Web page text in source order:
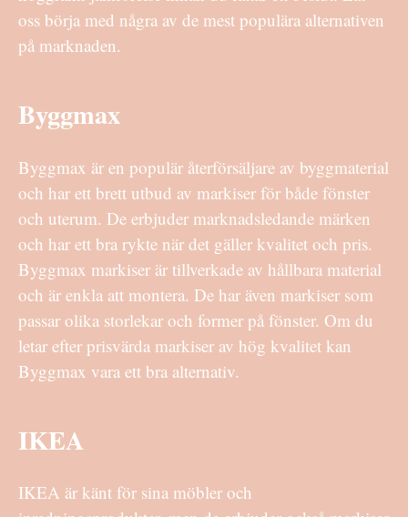
oss börja med några av de mest populära alternativen
på marknaden.
Byggmax
Byggmax är en populär återförsäljare av byggmaterial
och har ett brett utbud av markiser för både fönster
och uterum. De erbjuder marknadsledande märken
och har ett bra rykte när det gäller kvalitet och pris.
Byggmax markiser är tillverkade av hållbara material
och är enkla att montera. De har även markiser som
passar olika storlekar och former på fönster. Om du
letar efter prisvärda markiser av hög kvalitet kan
Byggmax vara ett bra alternativ.
IKEA
IKEA är känt för sina möbler och